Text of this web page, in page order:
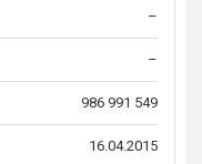
–
–
986 991 549
16.04.2015